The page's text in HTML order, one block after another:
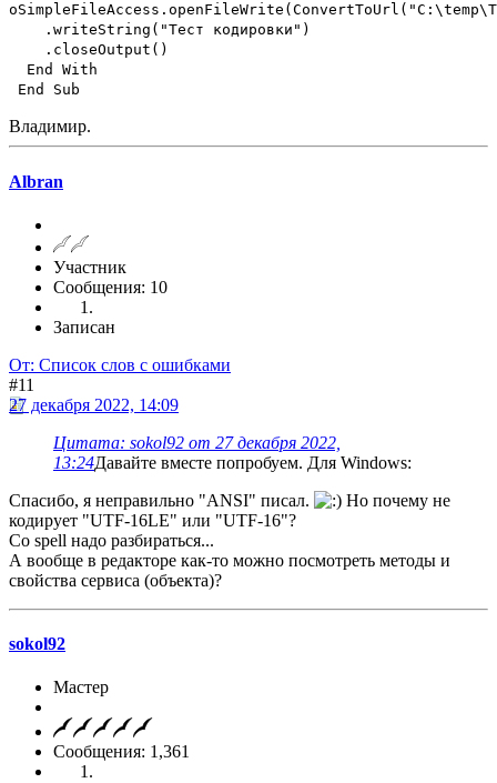
.writeString("Тест кодировки")
.closeOutput()
End With
End Sub
Владимир.
Albran
Участник
Сообщения: 10
Записан
От: Список слов с ошибками
#11
27 декабря 2022, 14:09
Цитата: sokol92 от 27 декабря 2022,
13:24Давайте вместе попробуем. Для Windows:
Спасибо, я неправильно "ANSI" писал.
Но почему не
кодирует "UTF-16LE" или "UTF-16"?
Со spell надо разбираться...
А вообще в редакторе как-то можно посмотреть методы и
свойства сервиса (объекта)?
sokol92
Мастер
Сообщения: 1,361